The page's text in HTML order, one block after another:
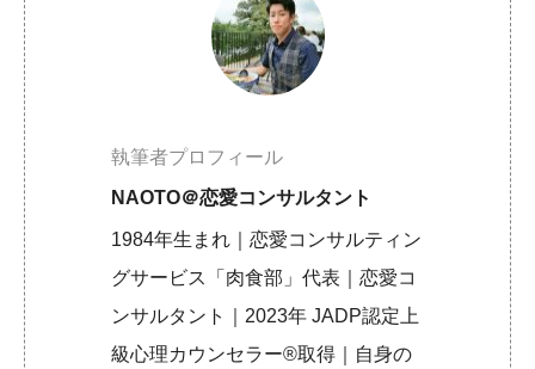
執筆者プロフィール
NAOTO＠恋愛コンサルタント
1984年生まれ｜恋愛コンサルティン
グサービス「肉食部」代表｜恋愛コ
ンサルタント｜2023年 JADP認定上
級心理カウンセラー®取得｜自身の